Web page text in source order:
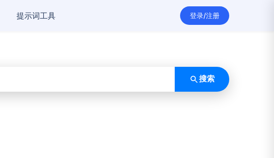
提示词工具 登录/注册
搜索